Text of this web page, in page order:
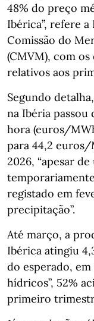
48% do preço
Ibérica”, refere
Comissão do
(CMVM), com
relativos aos
Segundo
na Ibéria
hora (euros/
para 44,2
2026, “apesar
registado em
precipitação”.
Até março, a
Ibérica atingiu
do esperado,
hídricos”, 52%
primeiro